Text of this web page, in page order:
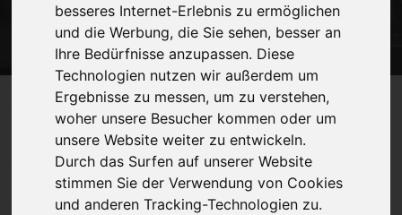
besseres Internet-Erlebnis zu ermöglichen
und die Werbung, die Sie sehen, besser an
Ihre Bedürfnisse anzupassen. Diese
Technologien nutzen wir außerdem um
Ergebnisse zu messen, um zu verstehen,
woher unsere Besucher kommen oder um
unsere Website weiter zu entwickeln.
Durch das Surfen auf unserer Website
stimmen Sie der Verwendung von Cookies
und anderen Tracking-Technologien zu.
nord.adventjugend.de //Unsere Bereiche